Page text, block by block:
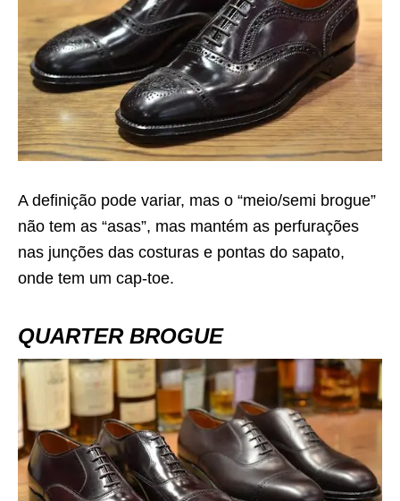
A definição pode variar, mas o “meio/semi brogue”
não tem as “asas”, mas mantém as perfurações
nas junções das costuras e pontas do sapato,
onde tem um cap-toe.
QUARTER BROGUE